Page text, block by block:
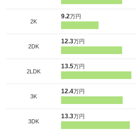
2K
9.2万円
2DK
12.3万円
2LDK
13.5万円
3K
12.4万円
3DK
13.3万円